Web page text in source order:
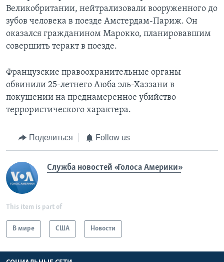
Великобритании, нейтрализовали вооруженного до
зубов человека в поезде Амстердам-Париж. Он
оказался гражданином Марокко, планировавшим
совершить теракт в поезде.
Французские правоохранительные органы
обвинили 25-летнего Аюба эль-Хаззани в
покушении на преднамеренное убийство
террористического характера.
Поделиться Follow us
Служба новостей «Голоса Америки»
This item is part of
В мире США Новости